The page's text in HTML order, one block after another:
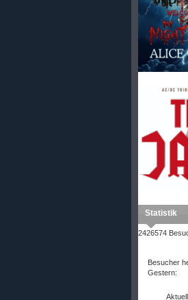
Statistik
2426574
Besucher
Gestern: